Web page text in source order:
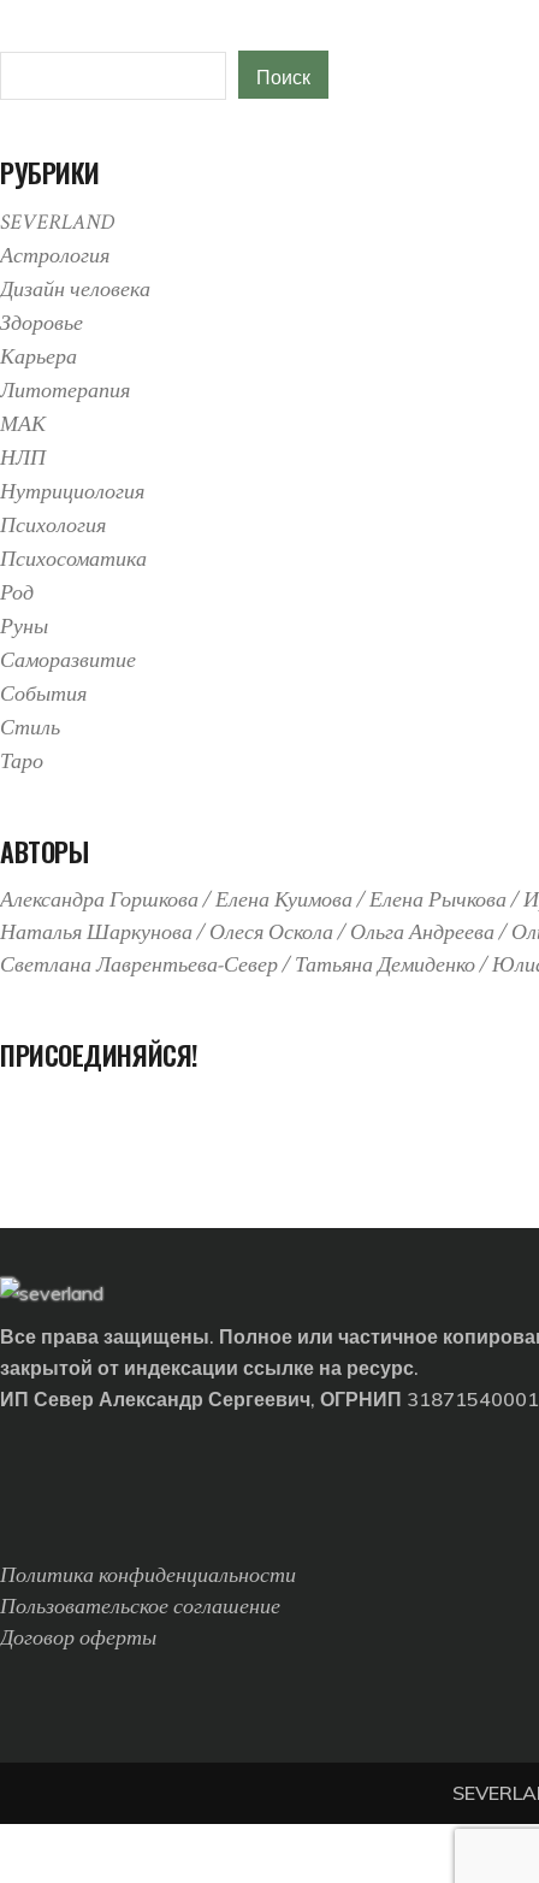
Поиск
РУБРИКИ
SEVERLAND
Астрология
Дизайн человека
Здоровье
Карьера
Литотерапия
МАК
НЛП
Нутрициология
Психология
Психосоматика
Род
Руны
Саморазвитие
События
Стиль
Таро
АВТОРЫ
Александра Горшкова Елена Куимова Елена Рычкова
Наталья Шаркунова
Олеся Оскола Ольга Андреева
Светлана Лаврентьева-Север
Татьяна Демиденко
ПРИСОЕДИНЯЙСЯ!
Все права защищены. Полное или частичное
закрытой от индексации ссылке на ресурс.
ИП Север Александр Сергеевич, ОГРНИП
Политика конфиденциальности
Пользовательское соглашение
Договор оферты